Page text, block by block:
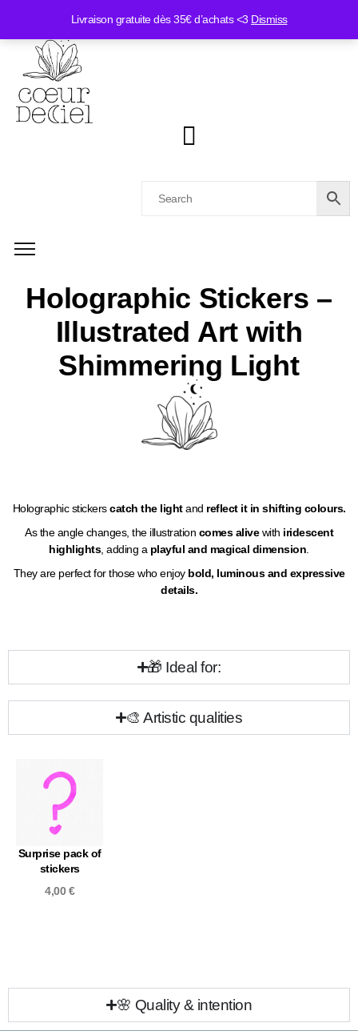
Livraison gratuite dès 35€ d’achats <3 Dismiss
Holographic Stickers –
Illustrated Art with
Shimmering Light
Holographic stickerscatch the lightand reflect it in shifting colours.
As the angle changes, the illustration comes alivewith iridescent
highlights, adding a playful and magical dimension.
They are perfect for those who enjoy bold, luminous and expressive
details.
🎁 Ideal for:
🎨 Artistic qualities
Surprise pack of
stickers
4,00€
🌸 Quality & intention